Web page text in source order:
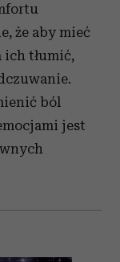
że aby mieć
ich tłumić,
ból
jest